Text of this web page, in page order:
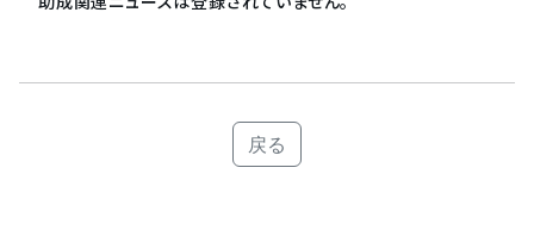
戻る